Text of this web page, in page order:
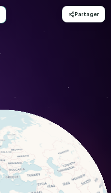
du roussillon
Partager